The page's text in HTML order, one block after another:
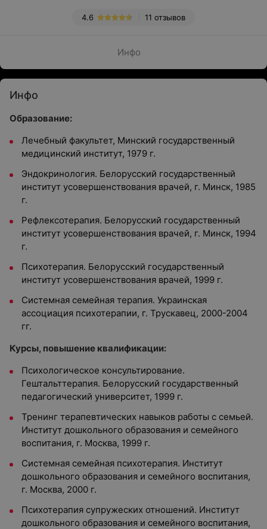
11 отзывов
4.6
Инфо
Инфо
Образование:
Лечебный факультет, Минский государственный
медицинский институт, 1979 г.
Эндокринология. Белорусский государственный
институт усовершенствования врачей, г. Минск, 1985
г.
Рефлексотерапия. Белорусский государственный
институт усовершенствования врачей, г. Минск, 1994
г.
Психотерапия. Белорусский государственный
институт усовершенствования врачей, 1999 г.
Системная семейная терапия. Украинская
ассоциация психотерапии, г. Трускавец, 2000-2004
гг.
Курсы, повышение квалификации:
Психологическое консультирование.
Гештальттерапия. Белорусский государственный
педагогический университет, 1999 г.
Тренинг терапевтических навыков работы с семьей.
Институт дошкольного образования и семейного
воспитания, г. Москва, 1999 г.
Системная семейная психотерапия. Институт
дошкольного образования и семейного воспитания,
г. Москва, 2000 г.
Психотерапия супружеских отношений. Институт
дошкольного образования и семейного воспитания,